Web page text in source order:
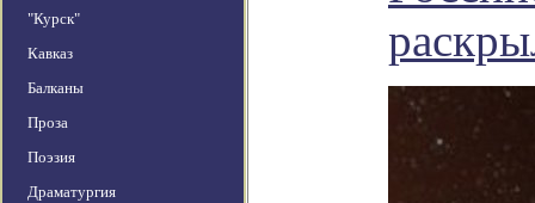
"Курск"
Кавказ
Балканы
Проза
Поэзия
Драматургия